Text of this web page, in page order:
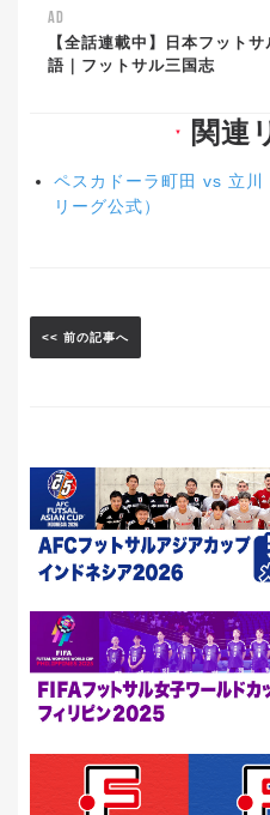
AD
【全話連載中】日本フット
語｜フットサル三国志
▼ 関連
ペスカドーラ町田 vs 立川
リーグ公式）
<< 前の記事へ